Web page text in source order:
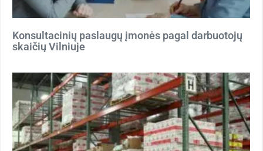
Konsultacinių paslaugų įmonės pagal darbuotojų
skaičių Vilniuje